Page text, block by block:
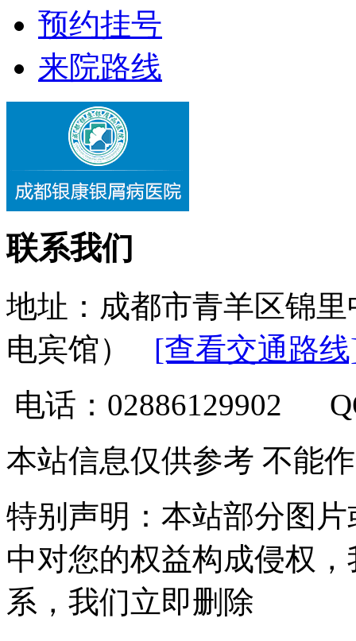
预约挂号
来院路线
联系我们
地址：成都市青羊区锦
电宾馆） [查看交通路
电话：02886129902
本站信息仅供参考 不能
特别声明：本站部分图
中对您的权益构成侵权
系，我们立即删除